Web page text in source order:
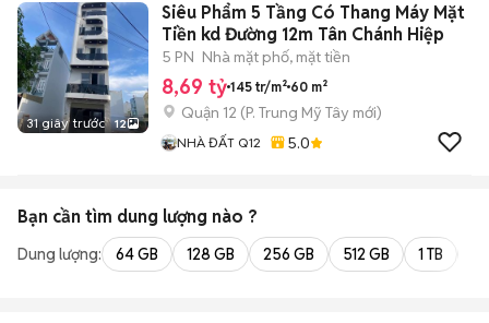
31 giây trước 12
Siêu Phẩm 5 Tầng Có Thang Máy Mặt
Tiền kd Đường 12m Tân Chánh Hiệp
5 PN Nhà mặt phố, mặt tiền
8,69 tỷ 145 tr/m² 60 m²
Quận 12 (P. Trung Mỹ Tây mới)
NHÀ ĐẤT Q12 5.0
Bạn cần tìm dung lượng nào ?
Dung lượng: 64 GB 128 GB 256 GB 512 GB 1 TB